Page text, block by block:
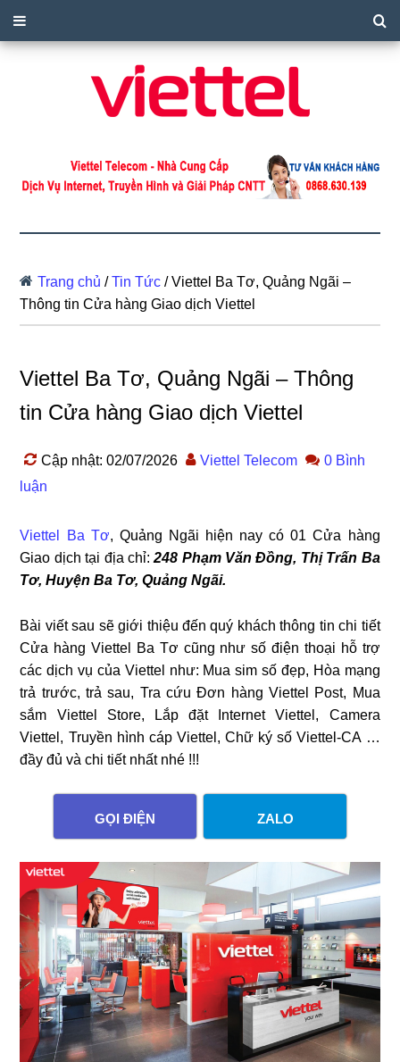
Trang chủ /Tin Tức /Viettel Ba Tơ, Quảng Ngãi –
Thông tin Cửa hàng Giao dịch Viettel
Viettel Ba Tơ, Quảng Ngãi – Thông
tin Cửa hàng Giao dịch Viettel
Cập nhật: 02/07/2026 Viettel Telecom
0 Bình
luận
Viettel Ba Tơ, Quảng Ngãi hiện nay có 01 Cửa hàng
Giao dịch tại địa chỉ:248 Phạm Văn Đồng, Thị Trấn Ba
Tơ, Huyện Ba Tơ, Quảng Ngãi.
Bài viết sau sẽ giới thiệu đến quý khách thông tin chi tiết
Cửa hàng Viettel Ba Tơ cũng như số điện thoại hỗ trợ
các dịch vụ của Viettel như: Mua sim số đẹp, Hòa mạng
trả trước, trả sau, Tra cứu Đơn hàng Viettel Post, Mua
sắm Viettel Store, Lắp đặt Internet Viettel, Camera
Viettel, Truyền hình cáp Viettel, Chữ ký số Viettel-CA …
đầy đủ và chi tiết nhất nhé !!!
GỌI ĐIỆN ZALO